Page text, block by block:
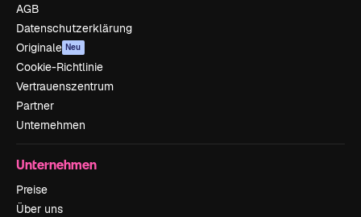
AGB
Datenschutzerklärung
Originale Neu
Cookie-Richtlinie
Vertrauenszentrum
Partner
Unternehmen
Unternehmen
Preise
Über uns